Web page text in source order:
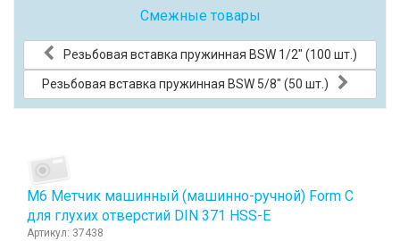
Смежные товары
Резьбовая вставка пружинная BSW 1/2" (100 шт.)
Резьбовая вставка пружинная BSW 5/8" (50 шт.)
М6 Метчик машинный (машинно-ручной) Form C
для глухих отверстий DIN 371 HSS-E
Артикул: 37438